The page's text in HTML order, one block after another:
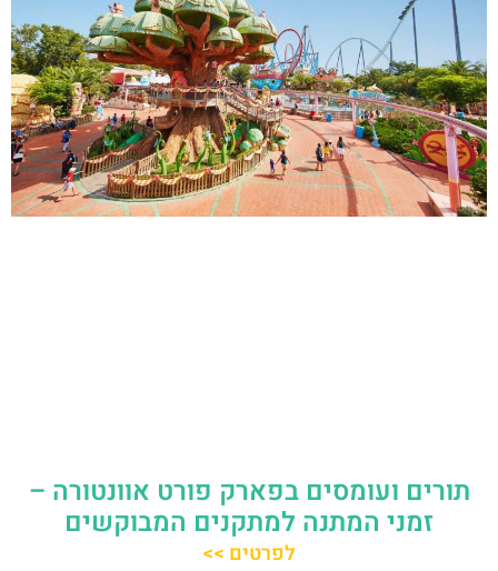
תורים ועומסים בפארק פורט אוונטורה –
זמני המתנה למתקנים המבוקשים
לפרטים >>